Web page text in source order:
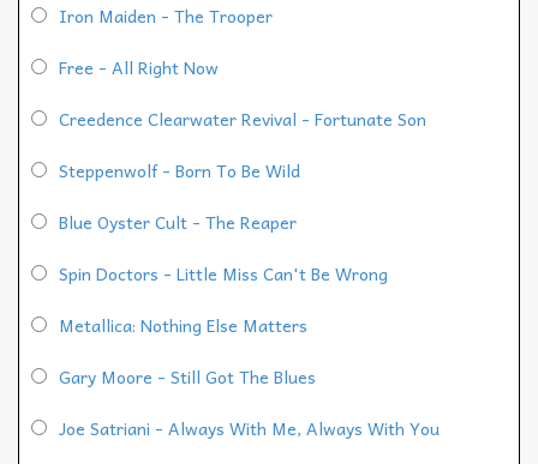
Iron Maiden - The Trooper
Free - All Right Now
Creedence Clearwater Revival - Fortunate Son
Steppenwolf - Born To Be Wild
Blue Oyster Cult - The Reaper
Spin Doctors - Little Miss Can't Be Wrong
Metallica: Nothing Else Matters
Gary Moore - Still Got The Blues
Joe Satriani - Always With Me, Always With You